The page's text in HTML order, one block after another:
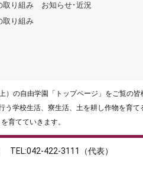
取り組み お知らせ･近況
取り組み
の自由学園「トップページ」をご覧の皆
学校生活、寮生活、土を耕し作物を育
育てていきます。
TEL:042-422-3111（代表）